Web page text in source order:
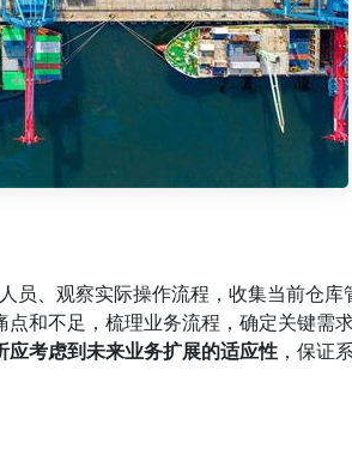
员、观察实际操作流程，收集当前仓库
和不足，梳理业务流程，确定关键需
应考虑到未来业务扩展的适应性 ，保证